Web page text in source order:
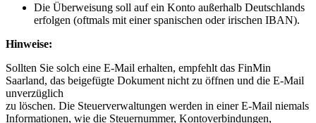
Die Überweisung soll auf ein Konto außerhalb Deutschlands
erfolgen (oftmals mit einer spanischen oder irischen IBAN).
Hinweise:
Sollten Sie solch eine E-Mail erhalten, empfehlt das FinMin
Saarland, das beigefügte Dokument nicht zu öffnen und die E-Mail
unverzüglich
zu löschen. Die Steuerverwaltungen werden in einer E-Mail niemals
Informationen, wie die Steuernummer, Kontoverbindungen,